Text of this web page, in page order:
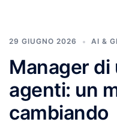
29 GIUGNO 2026 AI &
Manager di
agenti: un
cambiando